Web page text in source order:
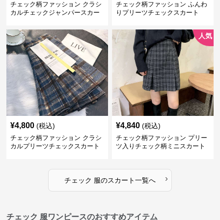
チェック柄ファッション クラシ
カルチェックジャンパースカー
チェック柄ファッション ふんわ
りプリーツチェックスカート
¥4,800 (税込)
チェック柄ファッション クラシ
カルプリーツチェックスカート
人気
¥4,840 (税込)
チェック柄ファッション プリー
ツ入りチェック柄ミニスカート
チェック 服のスカート一覧へ ›
チェック 服ワンピースのおすすめアイテム